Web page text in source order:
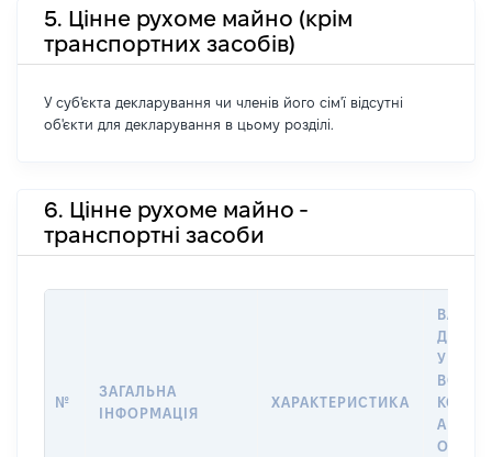
5. Цінне рухоме майно (крім
транспортних засобів)
У суб'єкта декларування чи членів його сім'ї відсутні
об'єкти для декларування в цьому розділі.
6. Цінне рухоме майно -
транспортні засоби
№
ЗАГАЛЬНА
ІНФОРМАЦІЯ
ХАРАКТЕРИСТИКА
ДАТУ
У
АБО